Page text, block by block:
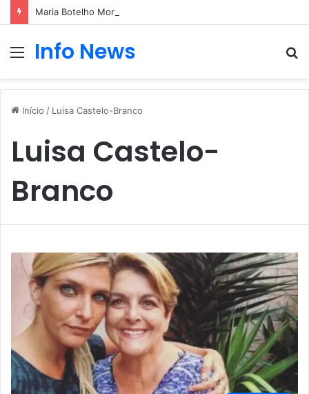
Maria Botelho Moniz “interrompe” confessionário
Menu
Info News
Início / Luisa Castelo-Branco
Luisa Castelo-
Branco